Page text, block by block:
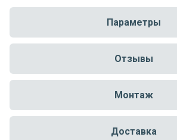
Параметры
Отзывы
Монтаж
Доставка